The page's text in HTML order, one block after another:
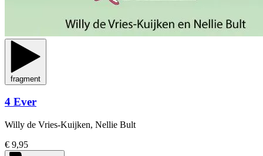
fragment
4 Ever
Willy de Vries-Kuijken, Nellie Bult
€ 9,95